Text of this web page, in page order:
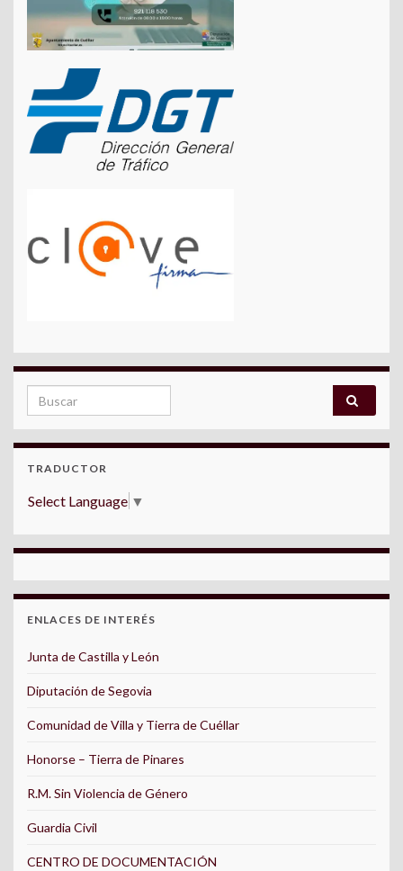
Search for:
TRADUCTOR
Select Language ▼
ENLACES DE INTERÉS
Junta de Castilla y León
Diputación de Segovia
Comunidad de Villa y Tierra de Cuéllar
Honorse – Tierra de Pinares
R.M. Sin Violencia de Género
Guardia Civil
CENTRO DE DOCUMENTACIÓN